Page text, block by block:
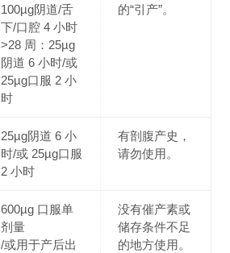
100µg阴道/舌
下/口腔 4 小时
>28 周：25µg
阴道 6 小时/或
25µg口服 2 小
时
的“引产”。
25µg阴道 6 小
时/或 25µg口服
2 小时
有剖腹产史，
请勿使用。
600µg 口服单
剂量
/或用于产后出
没有催产素或
储存条件不足
的地方使用。